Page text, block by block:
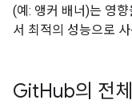
(예: 앵커 배너)는 영
서 최적의 성능으로
GitHub의 전